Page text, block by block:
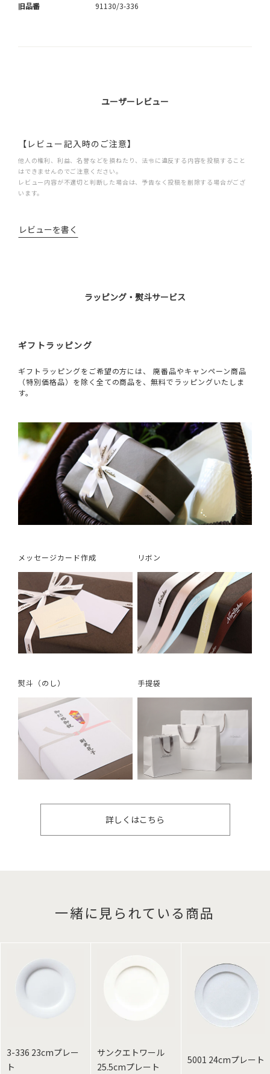
旧品番 91130/3-336
ユーザーレビュー
【レビュー記入時のご注意】
他人の権利、利益、名誉などを損ねたり、法令に違反する内容を投稿すること
はできませんのでご注意ください。
レビュー内容が不適切と判断した場合は、予告なく投稿を削除する場合がござ
います。
レビューを書く
ラッピング・熨斗サービス
ギフトラッピング
ギフトラッピングをご希望の方には、 廃番品やキャンペーン商品
（特別価格品）を除く全ての商品を、無料でラッピングいたしま
す。
メッセージカード作成 リボン
熨斗（のし） 手提袋
詳しくはこちら
一緒に見られている商品
3-336 23cmプレー
ト
サンクエトワール
25.5cmプレート
5001 24cmプレート